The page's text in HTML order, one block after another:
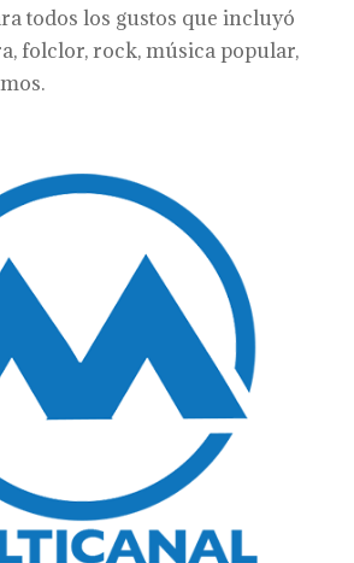
todos los gustos que incluyó
folclor, rock, música popular,